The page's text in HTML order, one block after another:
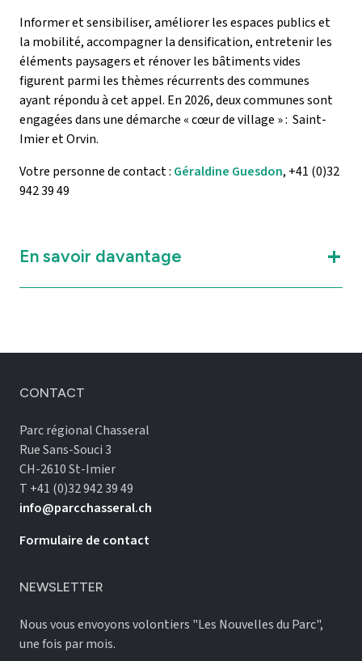
Informer et sensibiliser, améliorer les espaces publics et
la mobilité, accompagner la densification, entretenirles
éléments paysagers et rénover les bâtiments vides
figurent parmi les thèmes récurrents des communes
ayant répondu à cet appel. En 2026, deux communes sont
engagées dans une démarche « cœur de village » : Saint-
Imier et Orvin.
Votre personne de contact : Géraldine Guesdon, +41 (0)32
942 39 49
En savoir davantage
CONTACT
Parc régional Chasseral
Rue Sans-Souci 3
CH-2610 St-Imier
T +41 (0)32 942 39 49
info@parcchasseral.ch
Formulaire de contact
NEWSLETTER
Nous vous envoyons volontiers "Les Nouvelles du Parc",
une fois par mois.